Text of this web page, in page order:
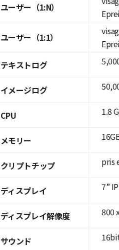
ユーザー（1:N）
ユーザー（1:1）
テキストログ
イメージログ
CPU
メモリー
クリプトチップ
ディスプレイ
ディスプレイ解像度
サウンド
1.8
pris
7”
800